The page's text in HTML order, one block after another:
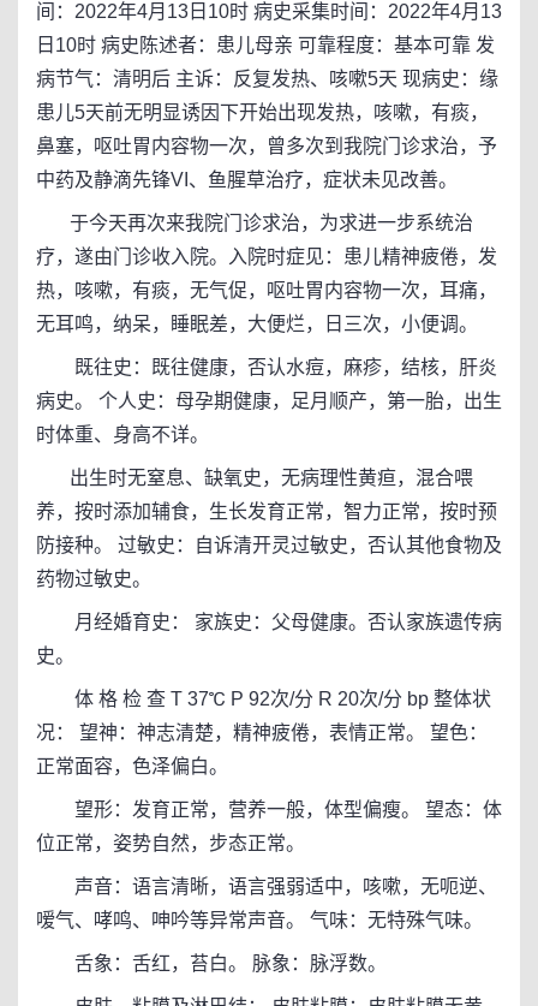
间：2022年4月13日10时 病史采集时间：2022年4月13
日10时 病史陈述者：患儿母亲 可靠程度：基本可靠 发
病节气：清明后 主诉：反复发热、咳嗽5天 现病史：缘
患儿5天前无明显诱因下开始出现发热，咳嗽，有痰，
鼻塞，呕吐胃内容物一次，曾多次到我院门诊求治，予
中药及静滴先锋VI、鱼腥草治疗，症状未见改善。
于今天再次来我院门诊求治，为求进一步系统治
疗，遂由门诊收入院。入院时症见：患儿精神疲倦，发
热，咳嗽，有痰，无气促，呕吐胃内容物一次，耳痛，
无耳鸣，纳呆，睡眠差，大便烂，日三次，小便调。
既往史：既往健康，否认水痘，麻疹，结核，肝炎
病史。 个人史：母孕期健康，足月顺产，第一胎，出生
时体重、身高不详。
出生时无窒息、缺氧史，无病理性黄疸，混合喂
养，按时添加辅食，生长发育正常，智力正常，按时预
防接种。 过敏史：自诉清开灵过敏史，否认其他食物及
药物过敏史。
月经婚育史： 家族史：父母健康。否认家族遗传病
史。
体 格 检 查 T 37℃ P 92次/分 R 20次/分 bp 整体状
况： 望神：神志清楚，精神疲倦，表情正常。 望色：
正常面容，色泽偏白。
望形：发育正常，营养一般，体型偏瘦。 望态：体
位正常，姿势自然，步态正常。
声音：语言清晰，语言强弱适中，咳嗽，无呃逆、
嗳气、哮鸣、呻吟等异常声音。 气味：无特殊气味。
舌象：舌红，苔白。 脉象：脉浮数。